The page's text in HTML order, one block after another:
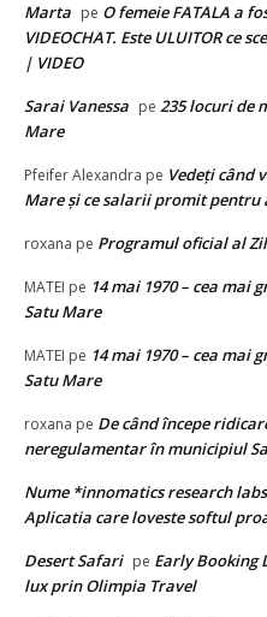
Marta pe O femeie FATALA a
VIDEOCHAT. Este ULUITOR ce
| VIDEO
Sarai Vanessa pe 235 locuri de
Mare
Pfeifer Alexandra pe Vedeţi când
Mare şi ce salarii promit pentru
roxana pe Programul oficial al
MATEI pe 14 mai 1970 – cea
Satu Mare
MATEI pe 14 mai 1970 – cea
Satu Mare
roxana pe De când începe
neregulamentar în municipiul
Nume *innomatics research labs
Aplicatia care loveste softul
Desert Safari pe Early Booking
lux prin Olimpia Travel